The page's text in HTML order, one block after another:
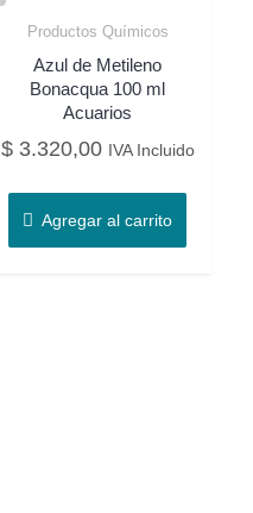
Productos Químicos
Azul de Metileno
Bonacqua 100 ml
Acuarios
$3.320,00 IVA Incluido
Agregar al carrito